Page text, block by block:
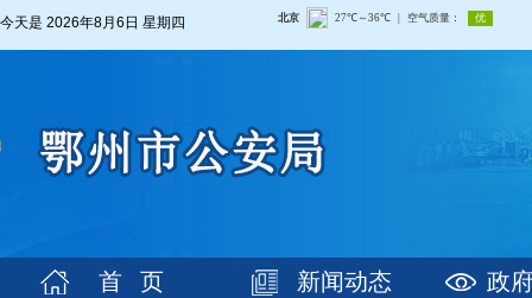
今天是 2026年8月6日 星期四
首 页 新闻动态 政